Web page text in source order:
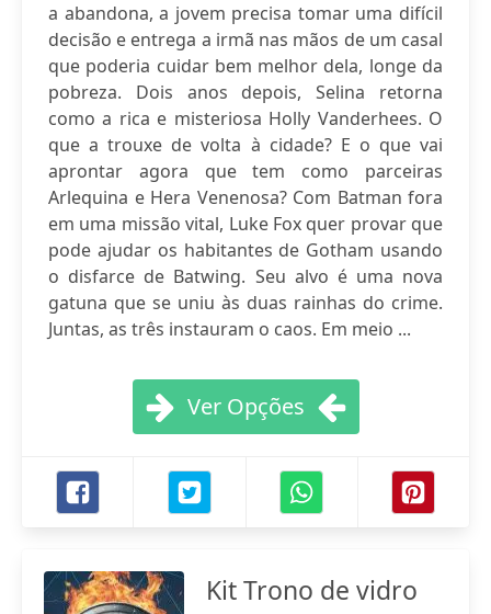
a abandona, a jovem precisa tomar uma difícil
decisão e entrega a irmã nas mãos de um casal
que poderia cuidar bem melhor dela, longe da
pobreza. Dois anos depois, Selina retorna
como a rica e misteriosa Holly Vanderhees. O
que a trouxe de volta à cidade? E o que vai
aprontar agora que tem como parceiras
Arlequina e Hera Venenosa? Com Batman fora
em uma missão vital, Luke Fox quer provar que
pode ajudar os habitantes de Gotham usando
o disfarce de Batwing. Seu alvo é uma nova
gatuna que se uniu às duas rainhas do crime.
Juntas, as três instauram o caos. Em meio ...
Ver Opções
Kit Trono de vidro